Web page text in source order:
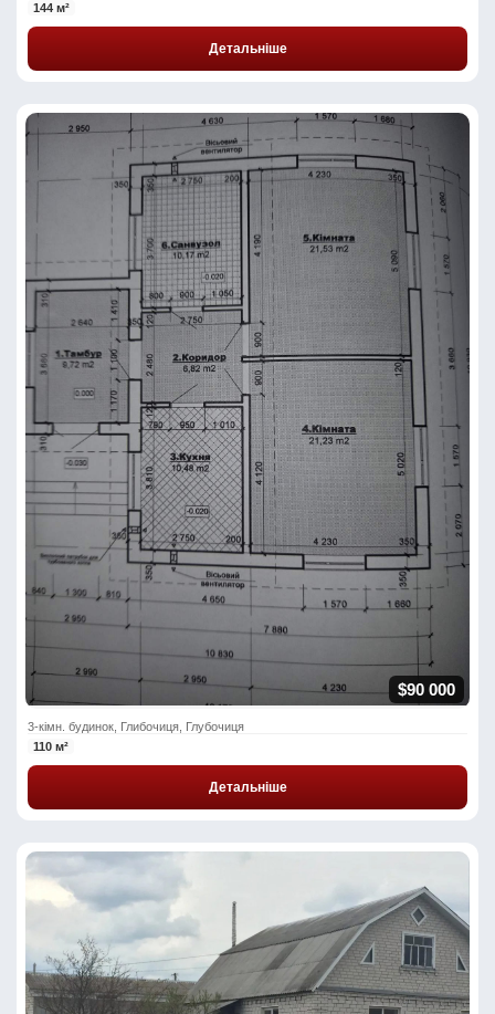
144 м²
Детальніше
$90 000
3-кімн. будинок, Глибочиця, Глубочиця
110 м²
Детальніше